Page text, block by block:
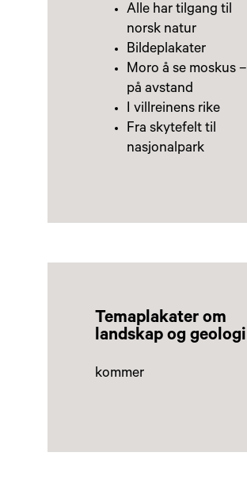
Alle har tilgang til
norsk natur
Bildeplakater
Moro å se moskus –
på avstand
I villreinens rike
Fra skytefelt til
nasjonalpark
Temaplakater om
landskap og geologi
kommer